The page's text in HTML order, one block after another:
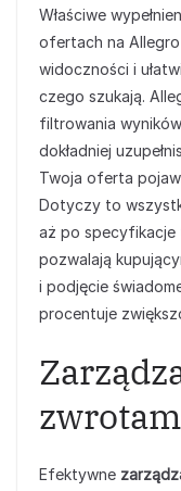
Właściwe
ofertach na
widoczności i
czego szukają.
filtrowania
dokładniej
Twoja oferta
Dotyczy to
aż po specyfikacje
pozwalają
i podjęcie
procentuje
Efektywne